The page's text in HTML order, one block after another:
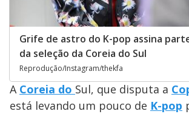
Grife de astro do K-pop assina
da seleção da Coreia do Sul
Reprodução/Instagram/thekfa
A Coreia do Sul, que disputa a
está levando um pouco de K-pop